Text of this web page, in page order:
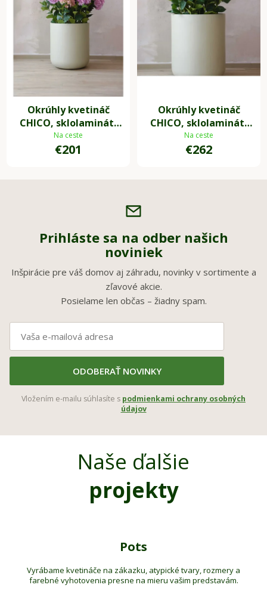
Okrúhly kvetináč
CHICO, sklolaminát,
priemer 45 x výška 50
cm, béžový
Na ceste
€201
Okrúhly kvetináč
CHICO, sklolaminát,
priemer 50 x výška 60
cm, béžový
Na ceste
€262
Prihláste sa na odber našich
noviniek
Inšpirácie pre váš domov aj záhradu, novinky v sortimente a
zľavové akcie.
Posielame len občas – žiadny spam.
ODOBERAŤ NOVINKY
Vložením e-mailu súhlasíte s podmienkami ochrany osobných
údajov
Naše ďalšie
projekty
Pots
Vyrábame kvetináče na zákazku, atypické tvary, rozmery a
farebné vyhotovenia presne na mieru vašim predstavám.